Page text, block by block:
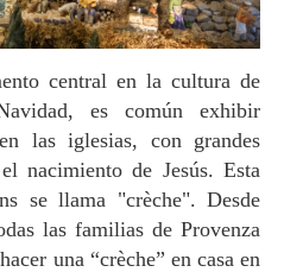
es común exhibir
las iglesias, con grandes
nacimiento de Jesús. Esta
se llama "crèche". Desde
las familias de Provenza
una “crèche” en casa en